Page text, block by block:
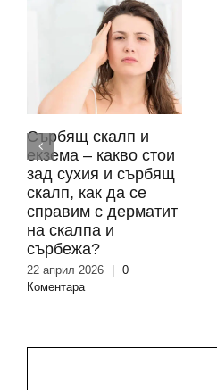
Сърбящ скалп и
екзема – какво стои
зад сухия и сърбящ
скалп, как да се
справим с дерматит
на скалпа и
сърбежа?
22 април 2026
0
Коментара